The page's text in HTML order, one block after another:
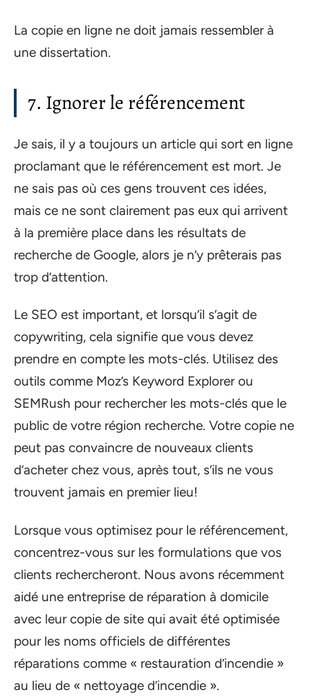
La copie en ligne ne doit jamais ressembler à
une dissertation.
7. Ignorer le référencement
Je sais, il y a toujours un article qui sort en ligne
proclamant que le référencement est mort. Je
ne sais pas où ces gens trouvent ces idées,
mais ce ne sont clairement pas eux qui arrivent
à la première place dans les résultats de
recherche de Google, alors je n’y prêterais pas
trop d’attention.
Le SEO est important, et lorsqu’il s’agit de
copywriting, cela signifie que vous devez
prendre en compte les mots-clés. Utilisez des
outils comme Moz’s Keyword Explorer ou
SEMRush pour rechercher les mots-clés que le
public de votre région recherche. Votre copie ne
peut pas convaincre de nouveaux clients
d’acheter chez vous, après tout, s’ils ne vous
trouvent jamais en premier lieu!
Lorsque vous optimisez pour le référencement,
concentrez-vous sur les formulations que vos
clients rechercheront. Nous avons récemment
aidé une entreprise de réparation à domicile
avec leur copie de site qui avait été optimisée
pour les noms officiels de différentes
réparations comme « restauration d’incendie »
au lieu de « nettoyage d’incendie ».